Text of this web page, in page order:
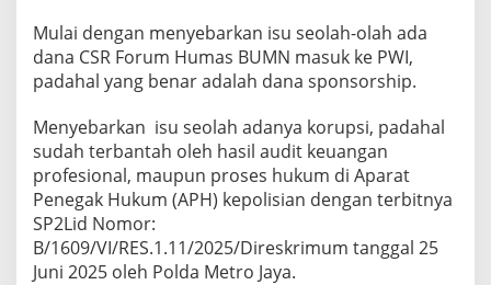
Mulai dengan menyebarkan isu seolah-olah ada
dana CSR Forum Humas BUMN masuk ke PWI,
padahal yang benar adalah dana sponsorship.
Menyebarkan isu seolah adanya korupsi, padahal
sudah terbantah oleh hasil audit keuangan
profesional, maupun proses hukum di Aparat
Penegak Hukum (APH) kepolisian dengan terbitnya
SP2Lid Nomor:
B/1609/VI/RES.1.11/2025/Direskrimum tanggal 25
Juni 2025 oleh Polda Metro Jaya.